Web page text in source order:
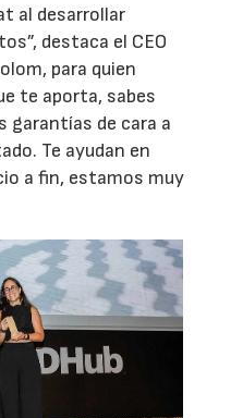
al desarrollar
destaca el CEO
para quien
te aporta, sabes
garantías de cara a
Te ayudan en
a fin, estamos muy